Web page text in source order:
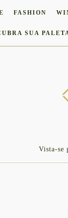
FASHION
SUA
Vista-se